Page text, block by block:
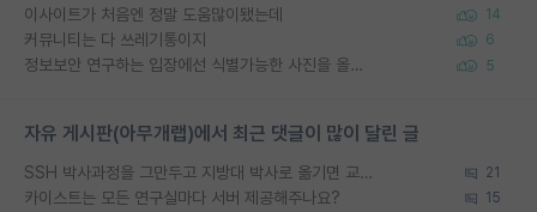
이사이트가 처음엔 정말 도움많이됐는데 14
커뮤니티는 다 쓰레기통이지 6
정보보안 연구하는 입장에선 식별가능한 사진을 올리는건 비추이긴함 5
자유 게시판(아무개랩)에서 최근 댓글이 많이 달린 글
SSH 박사과정을 그만두고 지방대 박사로 옮기면 교수의 꿈은 끝일까요? 21
카이스트는 모든 연구실마다 서버 제공해주나요? 15